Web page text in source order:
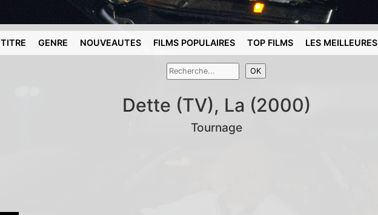
TITRE GENRE NOUVEAUTES FILMS POPULAIRES TOP FILMS LES MEILLEURES
Dette (TV), La (2000)
Tournage